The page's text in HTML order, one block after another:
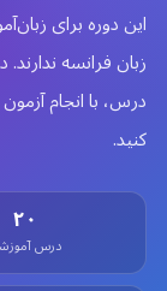
این دوره برای
زبان فرانسه
درس، با انجام
کنید.
۲۰
درس